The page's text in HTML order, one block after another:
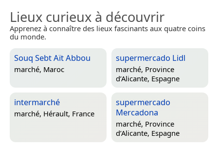
Lieux curieux à découvrir
Apprenez à connaître des lieux fascinants aux quatre coins
du monde.
Souq Sebt Aït Abbou
marché, Maroc
supermercado Lidl
marché, Province
d’Alicante, Espagne
intermarché
marché, Hérault, France
supermercado
Mercadona
marché, Province
d’Alicante, Espagne